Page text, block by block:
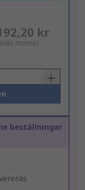
kr
(inkl. moms)
beställningar